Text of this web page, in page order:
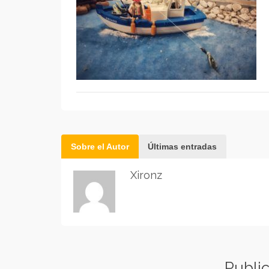
Sobre el Autor Últimas entradas
Xironz